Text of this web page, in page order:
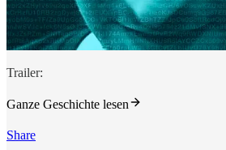
Trailer:
Ganze Geschichte lesen
Share